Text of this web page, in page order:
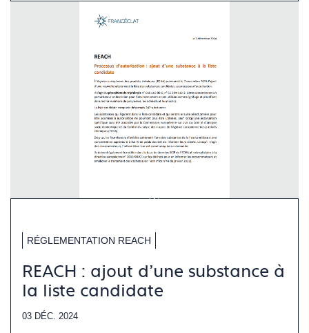
RÉGLEMENTATION REACH
REACH : ajout d'une substance à
la liste candidate
03 DÉC. 2024